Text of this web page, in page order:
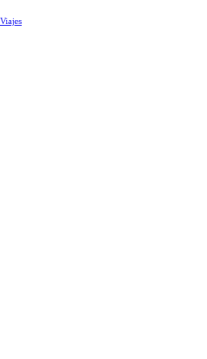
Viajes